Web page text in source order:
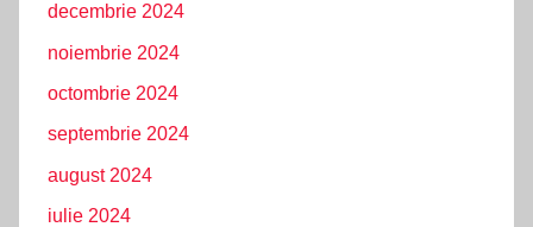
decembrie 2024
noiembrie 2024
octombrie 2024
septembrie 2024
august 2024
iulie 2024